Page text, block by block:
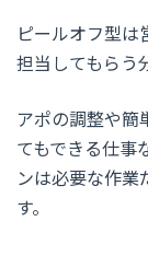
ピールオフ型は
担当してもらう
アポの調整や簡
てもできる仕事
ンは必要な作
す。